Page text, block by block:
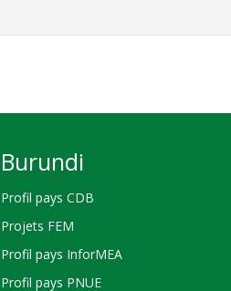
Burundi
Profil pays CDB
Projets FEM
Profil pays InforMEA
Profil pays PNUE